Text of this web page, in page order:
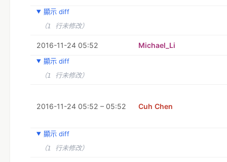
顯示 diff
（1 行未修改）
2016-11-24 05:52 Michael_Li
顯示 diff
（1 行未修改）
2016-11-24 05:52 – 05:52 Cuh Chen
顯示 diff
（1 行未修改）